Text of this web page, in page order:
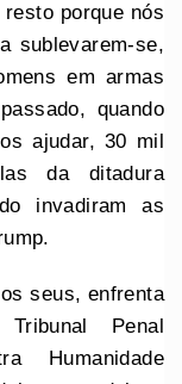
porque nós
sublevarem-se,
em armas
quando
ajudar, 30 mil
da ditadura
invadiram as
seus, enfrenta
Penal
Humanidade